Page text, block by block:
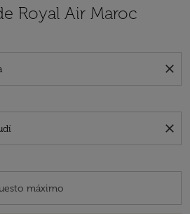
Royal Air Maroc
close
close